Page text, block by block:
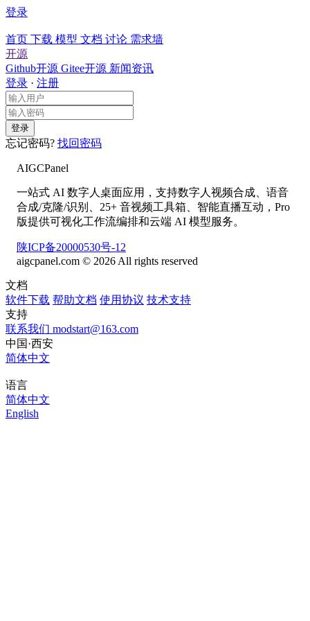
登录
首页 下载 模型 文档 讨论 需求墙
开源
Github开源 Gitee开源 新闻资讯
登录 · 注册
登录
忘记密码? 找回密码
AIGCPanel
一站式 AI 数字人桌面应用，支持数字人视频合成、语音
合成/克隆/识别、25+ 音视频工具箱、智能直播互动，Pro
版提供可视化工作流编排和云端 AI 模型服务。
陕ICP备20000530号-12
aigcpanel.com © 2026 All rights reserved
文档
软件下载 帮助文档 使用协议 技术支持
支持
联系我们 modstart@163.com
中国·西安
简体中文
语言
简体中文
English